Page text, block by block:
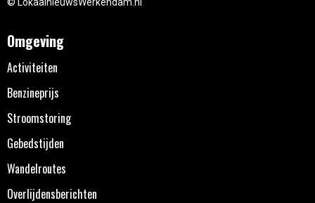
Omgeving
Activiteiten
Benzineprijs
Stroomstoring
Gebedstijden
Wandelroutes
Overlijdensberichten